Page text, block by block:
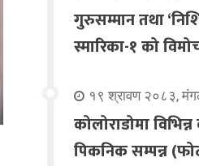
गुरुसम्मान तथा
स्मारिका-१ को
१९ श्रावण २०८३,
कोलोराडोमा
पिकनिक सम्पन्न